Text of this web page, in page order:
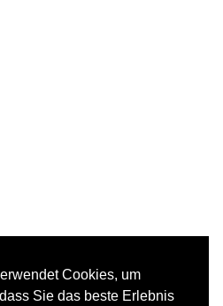
Cookies, um
Sie das beste Erlebnis